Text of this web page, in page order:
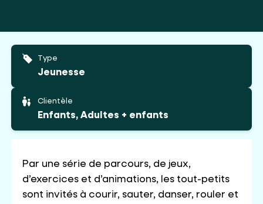
Type
Jeunesse
Clientèle
Enfants, Adultes + enfants
Par une série de parcours, de jeux,
d’exercices et d’animations, les tout-petits
sont invités à courir, sauter, danser, rouler et